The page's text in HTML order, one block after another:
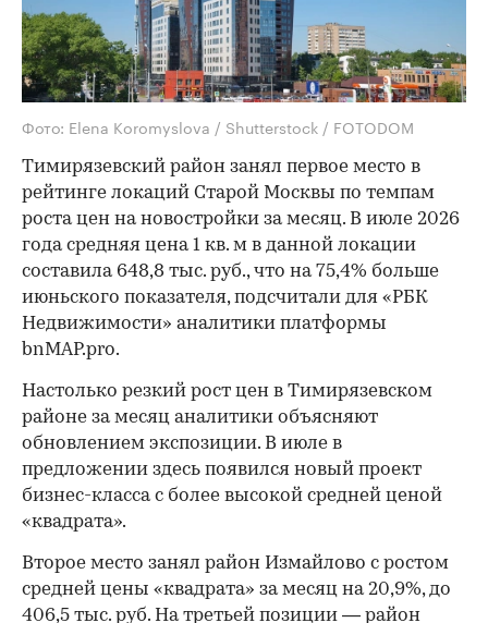
Фото: Elena Koromyslova / Shutterstock / FOTODOM
Тимирязевский район занял первое место в
рейтинге локаций Старой Москвы по темпам
роста цен на новостройки за месяц. В июле 2026
года средняя цена 1 кв. м в данной локации
составила 648,8 тыс. руб., что на 75,4% больше
июньского показателя, подсчитали для «РБК
Недвижимости» аналитики платформы
bnMAP.pro.
Настолько резкий рост цен в Тимирязевском
районе за месяц аналитики объясняют
обновлением экспозиции. В июле в
предложении здесь появился новый проект
бизнес-класса с более высокой средней ценой
«квадрата».
Второе место занял район Измайлово с ростом
средней цены «квадрата» за месяц на 20,9%, до
406,5 тыс. руб. На третьей позиции — район